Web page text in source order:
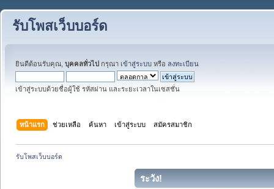
รับโพสเว็บบอร์ด
ยินดีต้อนรับคุณ, บุคคลทั่วไป กรุณา เข้าสู่ระบบ หรือ ลงทะเบียน
เข้าสู่ระบบด้วยชื่อผู้ใช้ รหัสผ่าน และระยะเวลาในเซสชั่น
หน้าแรก ช่วยเหลือ ค้นหา เข้าสู่ระบบ สมัครสมาชิก
รับโพสเว็บบอร์ด
ระวัง!